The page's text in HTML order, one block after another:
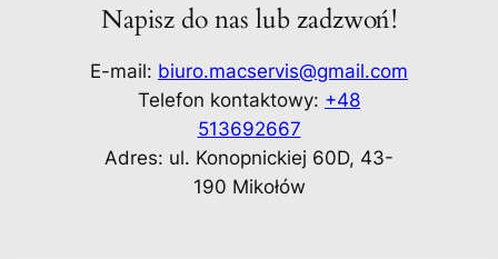
Napisz do nas lub zadzwoń!
E-mail: biuro.macservis@gmail.com
Telefon kontaktowy: +48
513692667
Adres: ul. Konopnickiej 60D, 43-
190 Mikołów